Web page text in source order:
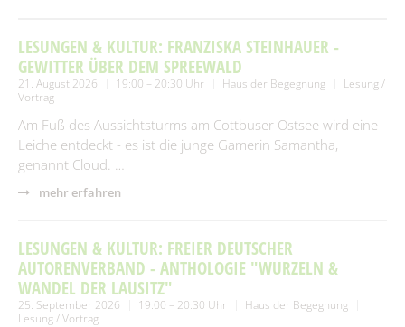
LESUNGEN & KULTUR: FRANZISKA STEINHAUER -
GEWITTER ÜBER DEM SPREEWALD
21. August 2026 19:00 – 20:30 Uhr Haus der Begegnung
Lesung /
Vortrag
Am Fuß des Aussichtsturms am Cottbuser Ostsee wird eine
Leiche entdeckt - es ist die junge Gamerin Samantha,
genannt Cloud. …
mehr erfahren
LESUNGEN & KULTUR: FREIER DEUTSCHER
AUTORENVERBAND - ANTHOLOGIE "WURZELN &
WANDEL DER LAUSITZ"
25. September 2026 19:00 – 20:30 Uhr
Haus der Begegnung
Lesung / Vortrag